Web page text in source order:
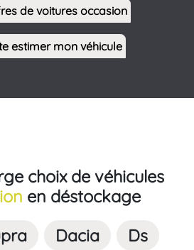
de voitures occasion
estimer mon véhicule
choix de véhicules
en déstockage
Dacia
Ds